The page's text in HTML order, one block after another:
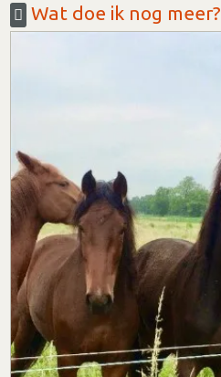
Wat doe ik nog meer?